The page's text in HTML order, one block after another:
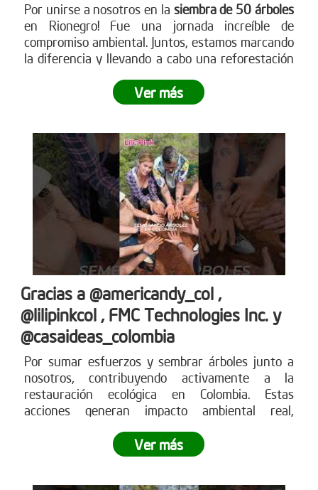
Por unirse a nosotros en la siembra de 50 árboles
en Rionegro! Fue una jornada increíble de
compromiso ambiental. Juntos, estamos marcando
la diferencia y llevando a cabo una reforestación
Ver más
Gracias a @americandy_col ,
@lilipinkcol , FMC Technologies Inc. y
@casaideas_colombia
Por sumar esfuerzos y sembrar árboles junto a
nosotros, contribuyendo activamente a la
restauración ecológica en Colombia. Estas
acciones generan impacto ambiental real,
compromiso empresarial puede transformar el
¿Tu empresa también quiere ser parte
Ver más